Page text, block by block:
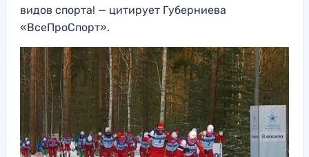
видов спорта! — цитирует Губерниева
«ВсеПроСпорт».